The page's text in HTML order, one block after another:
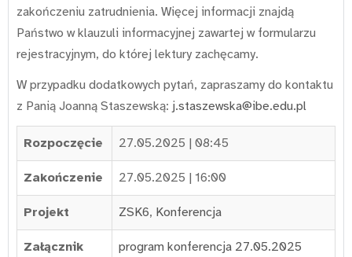
zakończeniu zatrudnienia. Więcej informacji znajdą
Państwo w klauzuli informacyjnej zawartej w formularzu
rejestracyjnym, do której lektury zachęcamy.
W przypadku dodatkowych pytań, zapraszamy do kontaktu
z Panią Joanną Staszewską: j.staszewska@ibe.edu.pl
Rozpoczęcie 27.05.2025 | 08:45
Zakończenie 27.05.2025 | 16:00
Projekt ZSK6, Konferencja
Załącznik
program konferencja 27.05.2025